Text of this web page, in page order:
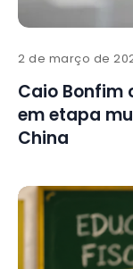
2 de março de
Caio Bonfim
em etapa
China